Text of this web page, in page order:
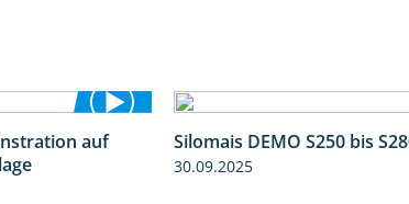
7:04
auf
Silomais DEMO S250 bis
30.09.2025